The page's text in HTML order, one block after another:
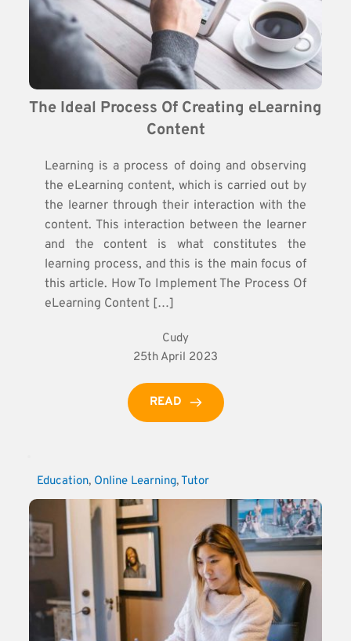
The Ideal Process Of Creating eLearning
Content
Learning is a process of doing and observing
the eLearning content, which is carried out by
the learner through their interaction with the
content. This interaction between the learner
and the content is what constitutes the
learning process, and this is the main focus of
this article. How To Implement The Process Of
eLearning Content […]
Cudy
25th April 2023
READ
Education, Online Learning, Tutor